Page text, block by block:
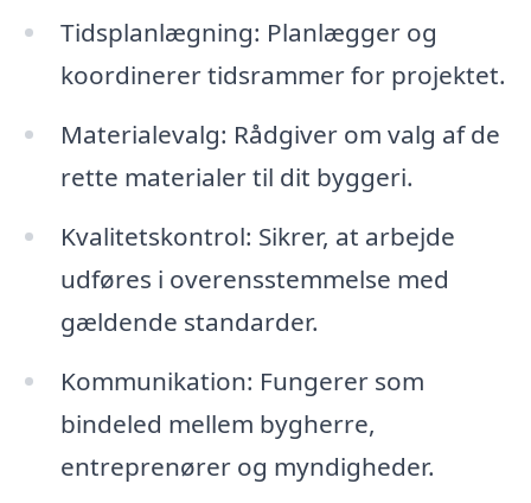
Tidsplanlægning: Planlægger og
koordinerer tidsrammer for projektet.
Materialevalg: Rådgiver om valg af de
rette materialer til dit byggeri.
Kvalitetskontrol: Sikrer, at arbejde
udføres i overensstemmelse med
gældende standarder.
Kommunikation: Fungerer som
bindeled mellem bygherre,
entreprenører og myndigheder.